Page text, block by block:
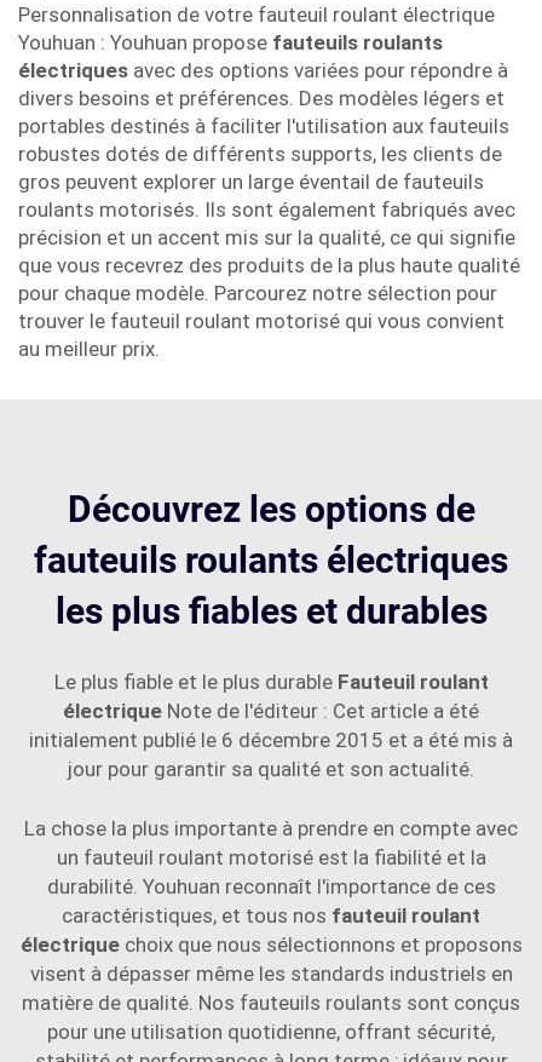
Personnalisation de votre fauteuil roulant électrique
Youhuan : Youhuan propose fauteuils roulants
électriques avec des options variées pour répondre à
divers besoins et préférences. Des modèles légers et
portables destinés à faciliter l'utilisation aux fauteuils
robustes dotés de différents supports, les clients de
gros peuvent explorer un large éventail de fauteuils
roulants motorisés. Ils sont également fabriqués avec
précision et un accent mis sur la qualité, ce qui signifie
que vous recevrez des produits de la plus haute qualité
pour chaque modèle. Parcourez notre sélection pour
trouver le fauteuil roulant motorisé qui vous convient
au meilleur prix.
Découvrez les options de
fauteuils roulants électriques
les plus fiables et durables
Le plus fiable et le plus durable Fauteuil roulant
électrique Note de l'éditeur : Cet article a été
initialement publié le 6 décembre 2015 et a été mis à
jour pour garantir sa qualité et son actualité.
La chose la plus importante à prendre en compte avec
un fauteuil roulant motorisé est la fiabilité et la
durabilité. Youhuan reconnaît l'importance de ces
caractéristiques, et tous nos fauteuil roulant
électrique choix que nous sélectionnons et proposons
visent à dépasser même les standards industriels en
matière de qualité. Nos fauteuils roulants sont conçus
pour une utilisation quotidienne, offrant sécurité,